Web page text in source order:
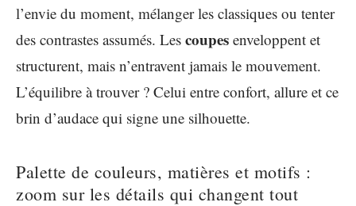
l’envie du moment, mélanger les classiques ou tenter
des contrastes assumés. Les coupes enveloppent et
structurent, mais n’entravent jamais le mouvement.
L’équilibre à trouver ? Celui entre confort, allure et ce
brin d’audace qui signe une silhouette.
Palette de couleurs, matières et motifs :
zoom sur les détails qui changent tout